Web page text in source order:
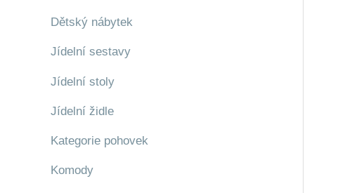
Dětský nábytek
Jídelní sestavy
Jídelní stoly
Jídelní židle
Kategorie pohovek
Komody